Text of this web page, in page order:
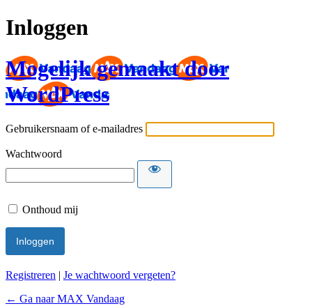
Inloggen
Mogelijk gemaakt door
WordPress
Gebruikersnaam of e-mailadres
Wachtwoord
Onthoud mij
Registreren | Je wachtwoord vergeten?
← Ga naar MAX Vandaag